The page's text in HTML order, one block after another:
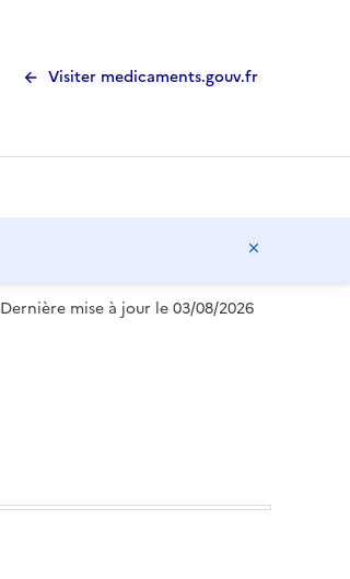
Visiter medicaments.gouv.fr
Dernière mise à jour le 03/08/2026